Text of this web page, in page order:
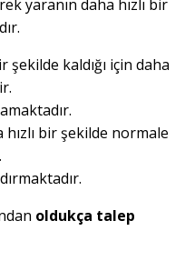
yaranın daha hızlı bir
kaldığı için daha
hızlı bir şekilde normale
oldukça talep